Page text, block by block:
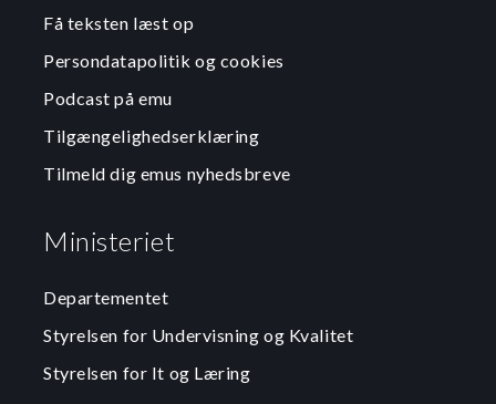
Få teksten læst op
Persondatapolitik og cookies
Podcast på emu
Tilgængelighedserklæring
Tilmeld dig emus nyhedsbreve
Ministeriet
Departementet
Styrelsen for Undervisning og Kvalitet
Styrelsen for It og Læring